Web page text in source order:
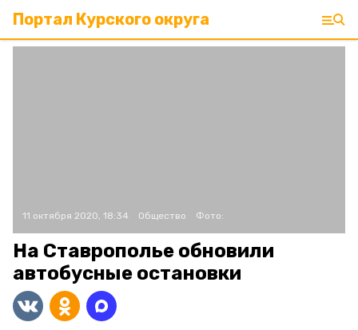
Портал Курского округа
11 октября 2020, 18:34 Общество Фото:
На Ставрополье обновили
автобусные остановки